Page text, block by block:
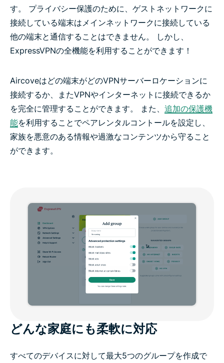
す。 プライバシー保護のために、ゲストネットワークに
接続している端末はメインネットワークに接続している
他の端末と通信することはできません。 しかし、
ExpressVPNの全機能を利用することができます！
Aircoveはどの端末がどのVPNサーバーロケーションに
接続するか、またVPNやインターネットに接続できるか
を完全に管理することができます。 また、 追加の保護機
能を利用することでペアレンタルコントールを設定し、
家族を悪意のある情報や過激なコンテンツから守ること
ができます。
どんな家庭にも柔軟に対応
すべてのデバイスに対して最大5つのグループを作成で